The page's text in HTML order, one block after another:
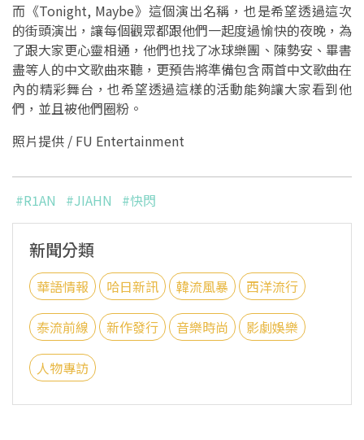
而《Tonight, Maybe》這個演出名稱，也是希望透過這次
的街頭演出，讓每個觀眾都跟他們一起度過愉快的夜晚，為
了跟大家更心靈相通，他們也找了冰球樂團、陳勢安、畢書
盡等人的中文歌曲來聽，更預告將準備包含兩首中文歌曲在
內的精彩舞台，也希望透過這樣的活動能夠讓大家看到他
們，並且被他們圈粉。
照片提供 / FU Entertainment
#R1AN #JIAHN #快閃
新聞分類
華語情報 哈日新訊 韓流風暴 西洋流行
泰流前線 新作發行 音樂時尚 影劇娛樂
人物專訪